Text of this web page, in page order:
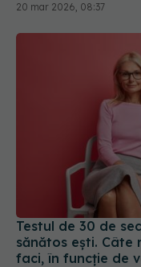
20 mar 2026, 08:37
Testul de 30 de
sănătos ești. Câte
faci, în funcție de